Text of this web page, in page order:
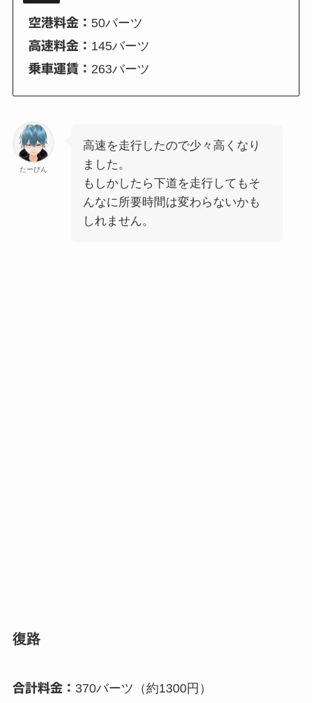
空港料金： 50バーツ
高速料金： 145バーツ
乗車運賃： 263バーツ
たーびん
高速を走行したので少々高くなり
ました。
もしかしたら下道を走行してもそ
んなに所要時間は変わらないかも
しれません。
復路
合計料金： 370バーツ（約1300円）